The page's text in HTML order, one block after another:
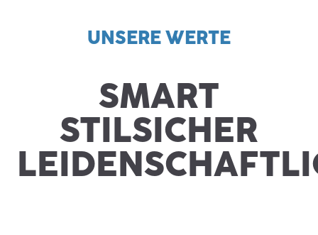
UNSERE WERTE
SMART
STILSICHER